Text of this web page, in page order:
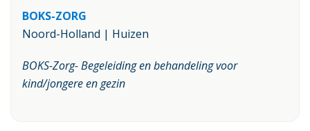
BOKS-ZORG
Noord-Holland | Huizen
BOKS-Zorg- Begeleiding en behandeling voor
kind/jongere en gezin